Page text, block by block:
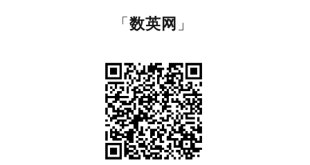
「数英网 」